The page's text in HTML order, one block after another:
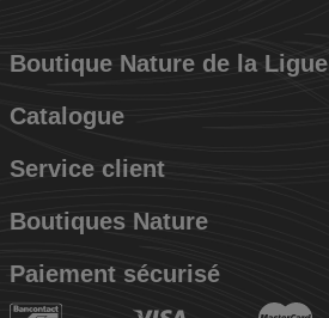
Boutique Nature de la Ligue
Catalogue
Service client
Boutiques Nature
Paiement sécurisé